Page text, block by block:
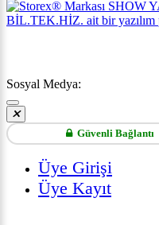
Sosyal Medya:
Güvenli Bağlantı
Üye Girişi
Üye Kayıt